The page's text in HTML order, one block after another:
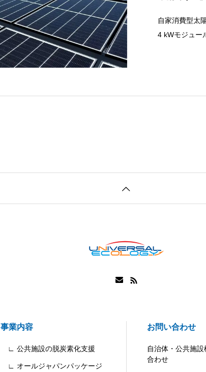
自家消費型太
4 kWモジュ
事業内容
∟ 公共施設の脱炭素化支援
∟ オールジャパンパッケージ
お問い合わせ
自治体・公共施
合わせ